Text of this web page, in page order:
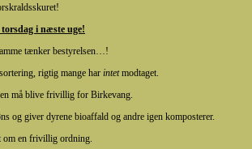
i næste uge!
tænker bestyrelsen…!
rigtig mange har intetmodtaget.
må blive frivillig for Birkevang.
og giver dyrene bioaffald og andre igen komposterer.
en frivillig ordning.